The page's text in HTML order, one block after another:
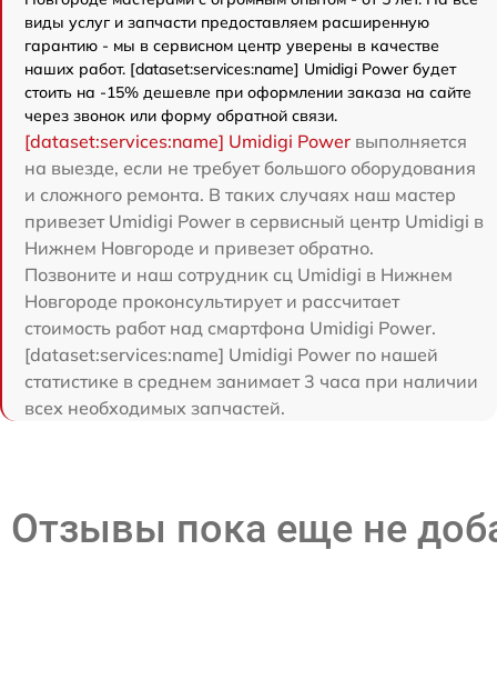
виды услуг и запчасти предоставляем расширенную
гарантию - мы в сервисном центр уверены в качестве
наших работ. [dataset:services:name] Umidigi Power будет
стоить на -15% дешевле при оформлении заказа на сайте
через звонок или форму обратной связи.
[dataset:services:name] Umidigi Power выполняется
на выезде, если не требует большого оборудования
и сложного ремонта. В таких случаях наш мастер
привезет Umidigi Power в сервисный центр Umidigi в
Нижнем Новгороде и привезет обратно.
Позвоните и наш сотрудник сц Umidigi в Нижнем
Новгороде проконсультирует и рассчитает
стоимость работ над смартфона Umidigi Power.
[dataset:services:name] Umidigi Power по нашей
статистике в среднем занимает 3 часа при наличии
всех необходимых запчастей.
Отзывы пока еще не